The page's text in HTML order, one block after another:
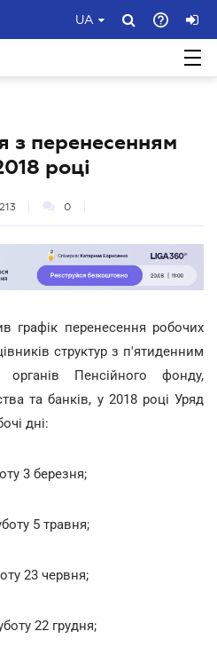
UA
з перенесенням
році
213 0
графік перенесення робочих
структур з п'ятиденним
Пенсійного фонду,
та банків, у 2018 році Уряд
дні:
3 березня;
5 травня;
23 червня;
22 грудня;